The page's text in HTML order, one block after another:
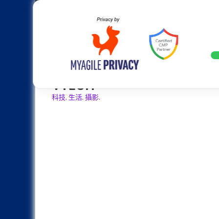
Skip
設計往旗艦機靠攏：Samsung
VTECH
科技. 生活. 攝影.